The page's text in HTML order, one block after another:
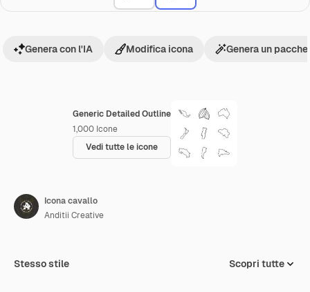
Generic Detailed Outline
1,000 Icone
Vedi tutte le icone
Genera con l'IA Modifica icona Genera un
Icona cavallo
Anditii Creative
Stesso stile Scopri tutte